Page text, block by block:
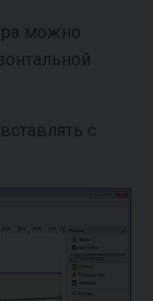
можно
с